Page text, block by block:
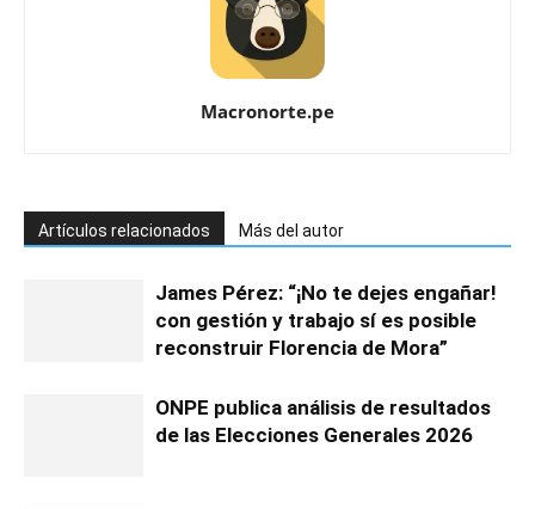
Macronorte.pe
Artículos relacionados Más del autor
James Pérez: “¡No te dejes engañar!
con gestión y trabajo sí es posible
reconstruir Florencia de Mora”
ONPE publica análisis de resultados
de las Elecciones Generales 2026